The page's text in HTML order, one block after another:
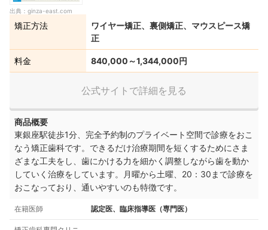
出典： ginza-east.com
矯正方法
ワイヤー矯正、裏側矯正、マウスピース矯
正
料金 840,000～1,344,000円
公式サイトで詳細を見る
商品概要
東銀座駅徒歩1分、完全予約制のプライベート空間で診療をおこ
なう矯正歯科です。できるだけ治療期間を短くするためにさま
ざまな工夫をし、歯にかける力を細かく調整しながら歯を動か
していく治療をしています。月曜から土曜、20：30まで診療を
おこなっており、通いやすいのも特徴です。
在籍医師 認定医、臨床指導医（専門医）